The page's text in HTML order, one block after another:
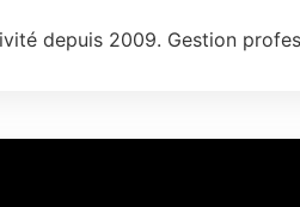
depuis 2009. Gestion